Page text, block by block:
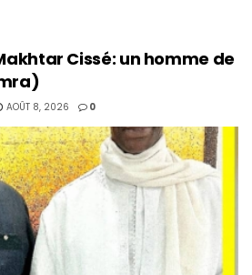
Cissé: un homme de
AOÛT 8, 2026 0